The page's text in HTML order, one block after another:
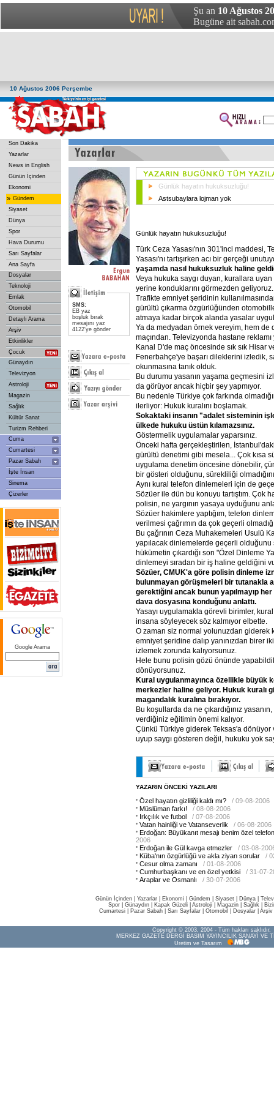
Şu an 10 Ağustos
Bugüne ait
10 Ağustos 2006 Perşembe
Son Dakika
Yazarlar
News in English
Günün İçinden
Ekonomi
» Gündem
Siyaset
Dünya
Spor
Hava Durumu
Sarı Sayfalar
Ana Sayfa
Dosyalar
Teknoloji
Emlak
Otomobil
Detaylı Arama
Arşiv
Etkinlikler
Çocuk
Günaydın
Televizyon
Astroloji
Magazin
Sağlık
Kültür Sanat
Turizm Rehberi
Cuma
Cumartesi
Pazar Sabah
İşte İnsan
Sinema
Çizerler
Google Arama
SMS:
EB yaz
boşluk bırak
mesajını yaz
4122'ye gönder
Günlük hayatın hukuksuzluğu!
Astsubaylara lojman yok
Günlük hayatın hukuksuzluğu!
Türk Ceza Yasası'nın 301'inci maddesi,
Yasası'nı tartışırken acı bir gerçeği
yaşamda nasıl hukuksuzluk haline
Veya hukuka saygı duyan, kurallara uyan
yerine konduklarını görmezden geliyoruz.
Trafikte emniyet şeridinin
gürültü çıkarma özgürlüğünden
atmaya kadar birçok alanda yasalar
Ya da medyadan örnek vereyim, hem de
maçından. Televizyonda hastane
Kanal D'de maç öncesinde sık sık Hisar
Fenerbahçe'ye başarı dileklerini izledik,
okunmasına tanık olduk.
Bu durumu yasanın yaşama geçmesini
da görüyor ancak hiçbir şey yapmıyor.
Bu nedenle Türkiye çok farkında
ilerliyor: Hukuk kuralını boşlamak.
Sokaktaki insanın "adalet sisteminin
ülkede hukuku üstün kılamazsınız.
Göstermelik uygulamalar yaparsınız.
Önceki hafta gerçekleştirilen,
gürültü denetimi gibi mesela... Çok kısa
uygulama denetim öncesine dönebilir,
bir gösteri olduğunu, sürekliliği
Aynı kural telefon dinlemeleri için de
Sözüer ile dün bu konuyu tartıştım. Çok
polisin, ne yargının yasaya uyduğunu
Sözüer hakimlere yaptığım, telefon
verilmesi çağrımın da çok geçerli
Bu çağrının Ceza Muhakemeleri Usulü
yapılacak dinlemelerde geçerli olduğunu
hükümetin çıkardığı son "Özel Dinleme
dinlemeyi sıradan bir iş haline geldiğini
Sözüer, CMUK'a göre polisin dinleme
bulunmayan görüşmeleri bir tutanakla
gerektiğini ancak bunun yapılmayıp her
dava dosyasına konduğunu anlattı.
Yasayı uygulamakla görevli birimler,
insana söyleyecek söz kalmıyor elbette.
O zaman siz normal yolunuzdan giderek
emniyet şeridine dalıp yanınızdan birer
izlemek zorunda kalıyorsunuz.
Hele bunu polisin gözü önünde
dönüyorsunuz.
Kural uygulanmayınca özellikle büyük
merkezler haline geliyor. Hukuk kuralı
magandalık kuralına bırakıyor.
Bu koşullarda da ne çıkardığınız
verdiğiniz eğitimin önemi kalıyor.
Çünkü Türkiye giderek Teksas'a
uyup saygı gösteren değil, hukuku yok
YAZARIN ÖNCEKİ YAZILARI
Özel hayatın gizliliği kaldı mı?
/ 09-08-2006
Müslüman farkı!
/ 08-08-2006
Irkçılık ve futbol
/ 07-08-2006
Vatan hainliği ve Vatanseverlik
/ 06-08-2006
Erdoğan: Büyükanıt mesajı benim özel
2006
Erdoğan ile Gül kavga etmezler
/ 03-08-
Küba'nın özgürlüğü ve akla ziyan sorular
/
Cesur olma zamanı
/ 01-08-2006
Cumhurbaşkanı ve en özel yetkisi
/ 31-07-
Araplar ve Osmanlı
/ 30-07-2006
Günün İçinden Yazarlar Ekonomi Gündem Siyaset Dünya |
Spor
Günaydın Kapak Güzeli Astroloji Magazin Sağlık
Cumartesi
Pazar Sabah Sarı Sayfalar Otomobil Dosyalar Arşiv
Copyright © 2003, 2004 - Tüm hakları saklıdır.
MERKEZ GAZETE DERGİ BASIM YAYINCILIK SANAYİ VE
Üretim ve Tasarım